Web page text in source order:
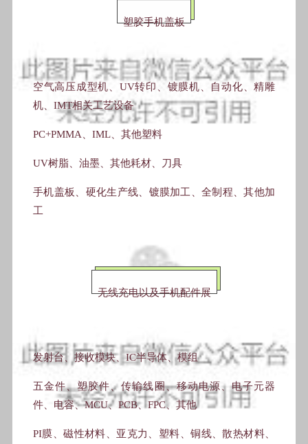
塑胶手机盖板
空气高压成型机、UV转印、镀膜机、自动化、精雕
机、IMT相关工艺设备
PC+PMMA、IML、其他塑料
UV树脂、油墨、其他耗材、刀具
手机盖板、硬化生产线、镀膜加工、全制程、其他加
工
无线充电以及手机配件展
发射台、接收模块、IC半导体、模组
五金件、塑胶件、传输线圈、移动电源、电子元器
件、电容、MCU、PCB、FPC、其他
PI膜、磁性材料、亚克力、塑料、铜线、散热材料、